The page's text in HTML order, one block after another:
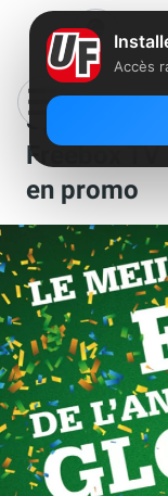
Spécial
Freebox
en promo
Accès